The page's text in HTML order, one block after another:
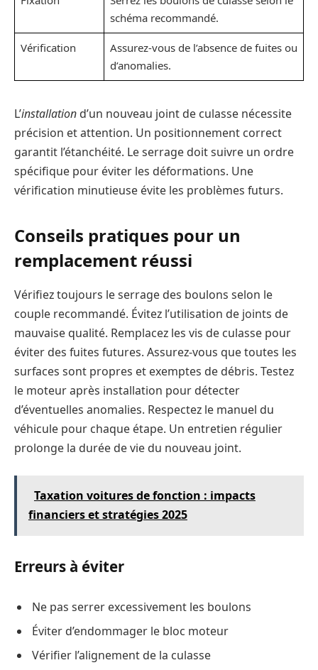
schéma recommandé.
Vérification
Assurez-vous de l’absence de fuites ou
d’anomalies.
L’installation d’un nouveau joint de culasse nécessite
précision et attention. Un positionnement correct
garantit l’étanchéité. Le serrage doit suivre un ordre
spécifique pour éviter les déformations. Une
vérification minutieuse évite les problèmes futurs.
Conseils pratiques pour un
remplacement réussi
Vérifiez toujours le serrage des boulons selon le
couple recommandé. Évitez l’utilisation de joints de
mauvaise qualité. Remplacez les vis de culasse pour
éviter des fuites futures. Assurez-vous que toutes les
surfaces sont propres et exemptes de débris. Testez
le moteur après installation pour détecter
d’éventuelles anomalies. Respectez le manuel du
véhicule pour chaque étape. Un entretien régulier
prolonge la durée de vie du nouveau joint.
Taxation voitures de fonction : impacts
financiers et stratégies 2025
Erreurs à éviter
Ne pas serrer excessivement les boulons
Éviter d’endommager le bloc moteur
Vérifier l’alignement de la culasse